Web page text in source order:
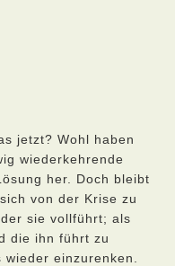
jetzt? Wohl haben
wiederkehrende
her. Doch bleibt
von der Krise zu
sie vollführt; als
die ihn führt zu
einzurenken.